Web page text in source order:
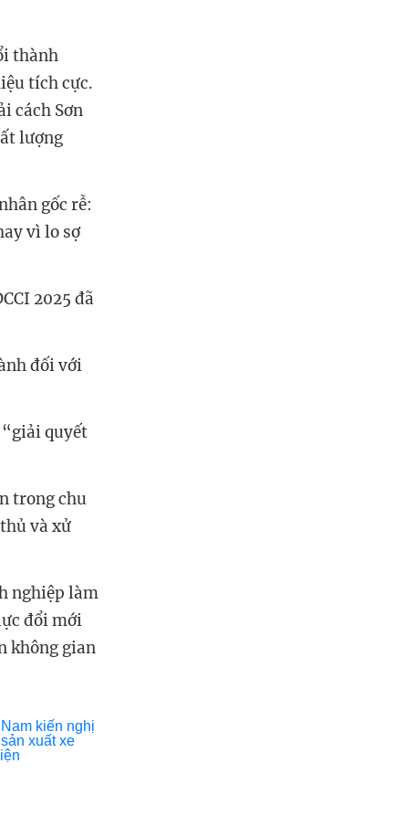
thành
tích cực.
cách Sơn
lượng
gốc rễ:
vì lo sợ
2025 đã
đối với
quyết
trong chu
và xử
nghiệp làm
đổi mới
không gian